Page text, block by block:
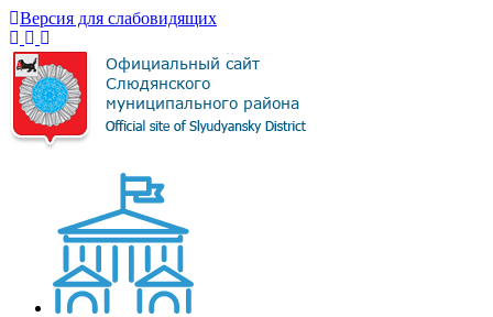
Версия для слабовидящих